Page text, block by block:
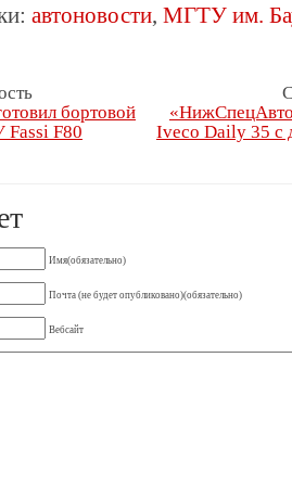
автоновости, МГТУ им.
бортовой
F80
Iveco Daily 35 с
Имя(обязательно)
Почта (не будет опубликовано)(обязательно)
Вебсайт